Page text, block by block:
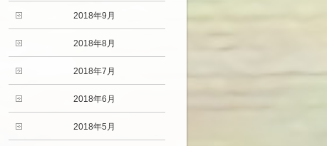
2018年9月
2018年8月
2018年7月
2018年6月
2018年5月